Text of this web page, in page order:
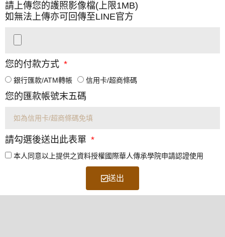
請上傳您的護照影像檔(上限1MB)
如無法上傳亦可回傳至LINE官方
您的付款方式
銀行匯款/ATM轉帳 信用卡/超商條碼
您的匯款帳號末五碼
請勾選後送出此表單
本人同意以上提供之資料授權國際華人傳承學院申請認證使用
送出